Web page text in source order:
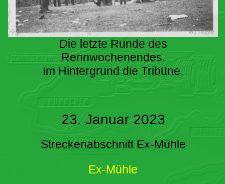
Die letzte Runde des
Rennwochenendes.
Im Hintergrund die Tribüne.
23. Januar 2023
Streckenabschnitt Ex-Mühle
Ex-Mühle